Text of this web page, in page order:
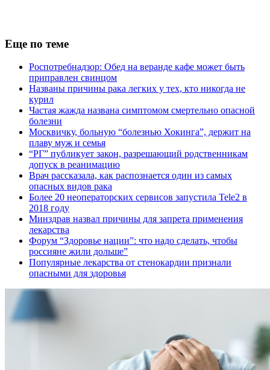
Еще по теме
Роспотребнадзор: Обед на веранде кафе может быть
приправлен свинцом
Названы причины рака легких у тех, кто никогда не
курил
Частая жажда названа симптомом смертельно опасной
болезни
Москвичку, больную “болезнью Хокинга”, держит на
плаву муж и семья
“РГ” публикует закон, разрешающий родственникам
допуск в реанимацию
Врач рассказала, как распознается один из самых
опасных видов рака
Более 20 неоператорских сервисов запустила Tele2 в
2018 году
Минздрав назвал причины для запрета применения
лекарства
Форум “Здоровье нации”: что надо сделать, чтобы
россияне жили дольше”
Популярные лекарства от стенокардии признали
опасными для здоровья